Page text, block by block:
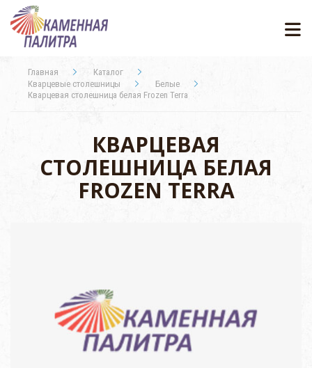
Главная
Каталог
Кварцевые столешницы
Белые
Кварцевая столешница белая Frozen Terra
КВАРЦЕВАЯ
СТОЛЕШНИЦА БЕЛАЯ
FROZEN TERRA